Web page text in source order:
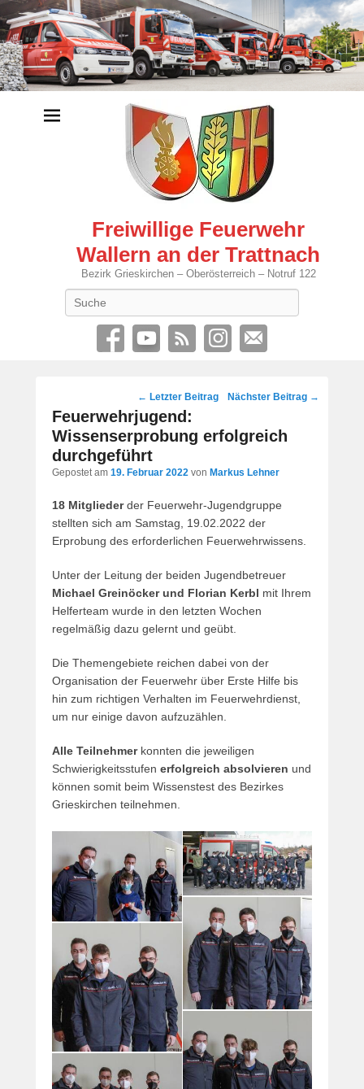
Freiwillige Feuerwehr
Wallern an der Trattnach
Bezirk Grieskirchen – Oberösterreich – Notruf 122
Post
navigation
← Letzter Beitrag Nächster Beitrag →
Feuerwehrjugend:
Wissenserprobung erfolgreich
durchgeführt
Gepostet am 19. Februar 2022 von Markus Lehner
18 Mitgliederder Feuerwehr-Jugendgruppe
stellten sich am Samstag, 19.02.2022 der
Erprobung des erforderlichen Feuerwehrwissens.
Unter der Leitung der beiden Jugendbetreuer
Michael Greinöcker und Florian Kerbl mit Ihrem
Helferteam wurde in den letzten Wochen
regelmäßig dazu gelernt und geübt.
Die Themengebiete reichen dabei von der
Organisation der Feuerwehr über Erste Hilfe bis
hin zum richtigen Verhalten im Feuerwehrdienst,
um nur einige davon aufzuzählen.
Alle Teilnehmerkonnten die jeweiligen
Schwierigkeitsstufen erfolgreich absolvieren und
können somit beim Wissenstest des Bezirkes
Grieskirchen teilnehmen.